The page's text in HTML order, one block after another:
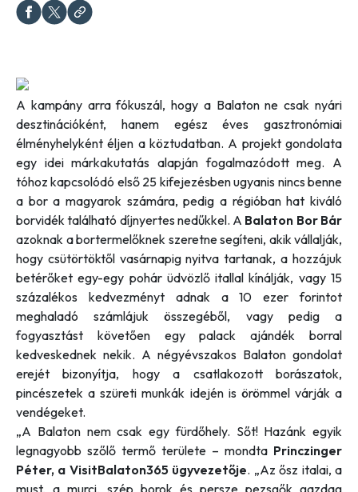
A kampány arra fókuszál, hogy a Balaton ne csak nyári
desztinációként, hanem egész éves gasztronómiai
élményhelyként éljen a köztudatban. A projekt gondolata
egy idei márkakutatás alapján fogalmazódott meg. A
tóhoz kapcsolódó első 25 kifejezésben ugyanis nincs benne
a bor a magyarok számára, pedig a régióban hat kiváló
borvidék található díjnyertes nedűkkel. A Balaton Bor Bár
azoknak a bortermelőknek szeretne segíteni, akik vállalják,
hogy csütörtöktől vasárnapig nyitva tartanak, a hozzájuk
betérőket egy-egy pohár üdvözlő itallal kínálják, vagy 15
százalékos kedvezményt adnak a 10 ezer forintot
meghaladó számlájuk összegéből, vagy pedig a
fogyasztást követően egy palack ajándék borral
kedveskednek nekik. A négyévszakos Balaton gondolat
erejét bizonyítja, hogy a csatlakozott borászatok,
pincészetek a szüreti munkák idején is örömmel várják a
vendégeket.
„A Balaton nem csak egy fürdőhely. Sőt! Hazánk egyik
legnagyobb szőlő termő területe – mondta Princzinger
Péter, a VisitBalaton365 ügyvezetője. „Az ősz italai, a
must, a murci, szép borok és persze pezsgők gazdag